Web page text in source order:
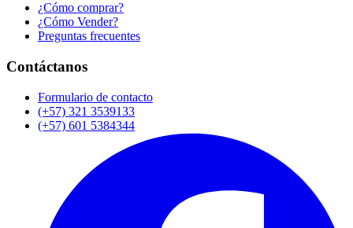
¿Cómo comprar?
¿Cómo Vender?
Preguntas frecuentes
Contáctanos
Formulario de contacto
(+57) 321 3539133
(+57) 601 5384344